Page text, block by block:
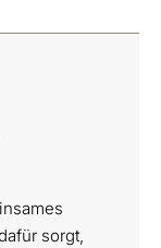
sorgt,